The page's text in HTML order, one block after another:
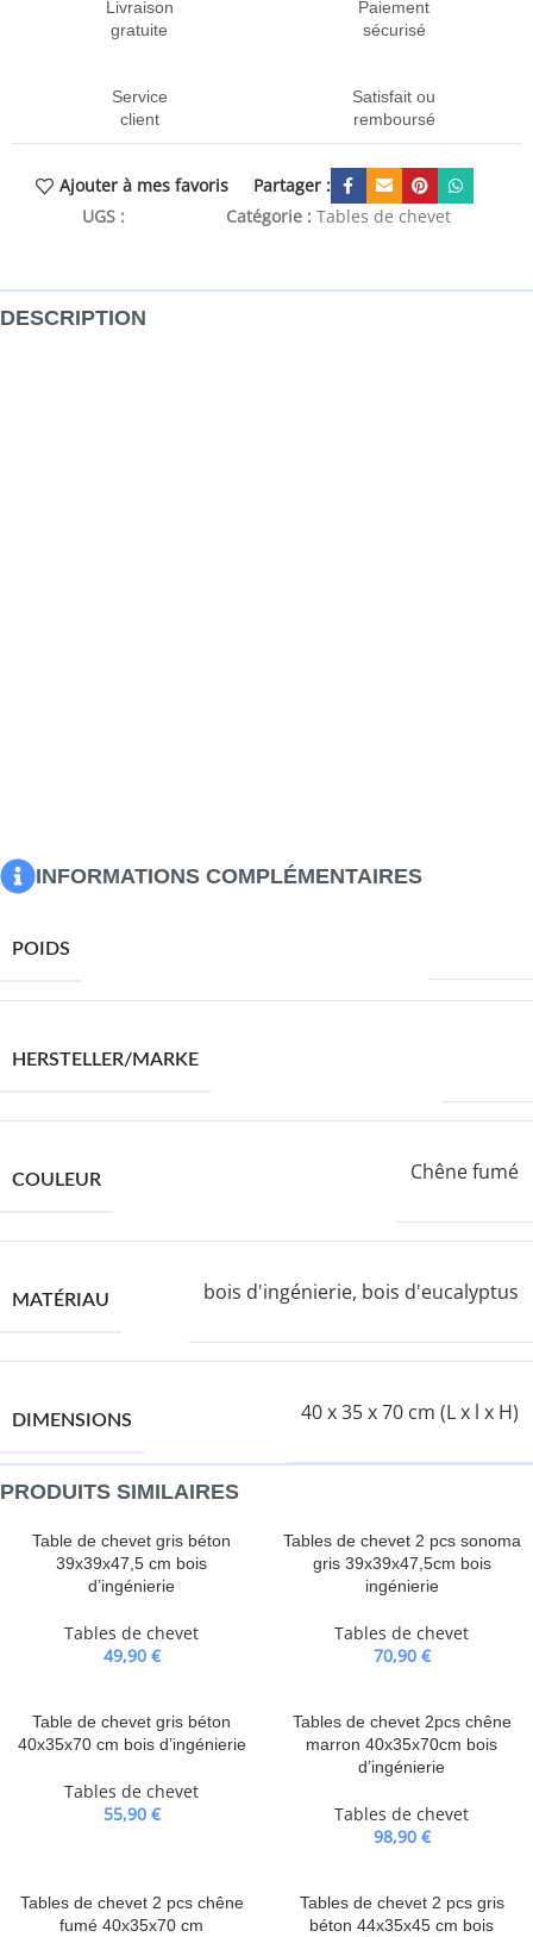
Livraison
gratuite
Paiement
sécurisé
Service
client
Satisfait ou
remboursé
Ajouter à mes favoris
Partager :
UGS :
Catégorie : Tables de chevet
DESCRIPTION
INFORMATIONS COMPLÉMENTAIRES
POIDS
HERSTELLER/MARKE
COULEUR Chêne fumé
MATÉRIAU bois d'ingénierie, bois d'eucalyptus
DIMENSIONS 40 x 35 x 70 cm (L x l x H)
PRODUITS SIMILAIRES
Table de chevet gris béton
39x39x47,5 cm bois
d’ingénierie
Tables de chevet
49,90 €
Tables de chevet 2 pcs sonoma
gris 39x39x47,5cm bois
ingénierie
Tables de chevet
70,90 €
Table de chevet gris béton
40x35x70 cm bois d’ingénierie
Tables de chevet
55,90 €
Tables de chevet 2pcs chêne
marron 40x35x70cm bois
d’ingénierie
Tables de chevet
98,90 €
Tables de chevet 2 pcs chêne
fumé 40x35x70 cm
Tables de chevet 2 pcs gris
béton 44x35x45 cm bois